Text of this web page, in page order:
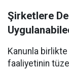
Şirketlere
Kanunla
faaliyetinin